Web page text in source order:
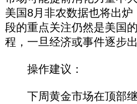
美国8月非农数据也将出
段的重点关注仍然是美国
程，一旦经济或事件逐步
操作建议：
下周黄金市场在顶部继